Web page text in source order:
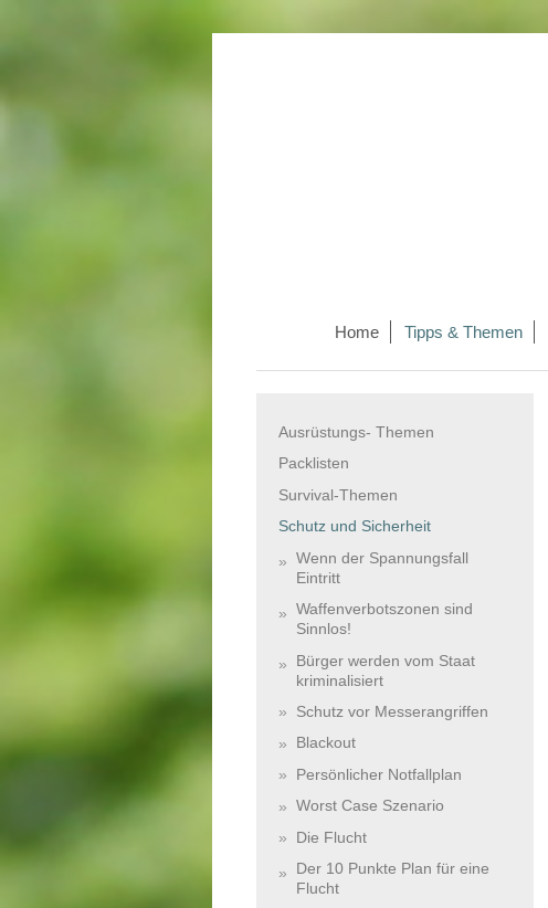
Home Tipps & Themen
Ausrüstungs- Themen
Packlisten
Survival-Themen
Schutz und Sicherheit
Wenn der Spannungsfall
Eintritt
Waffenverbotszonen sind
Sinnlos!
Bürger werden vom Staat
kriminalisiert
Schutz vor Messerangriffen
Blackout
Persönlicher Notfallplan
Worst Case Szenario
Die Flucht
Der 10 Punkte Plan für eine
Flucht